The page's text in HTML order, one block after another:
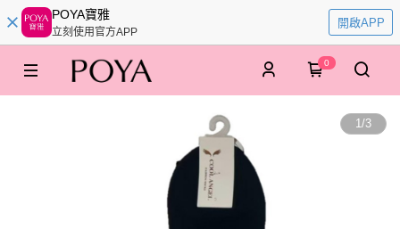
POYA寶雅
立刻使用官方APP
開啟APP
0
1/3